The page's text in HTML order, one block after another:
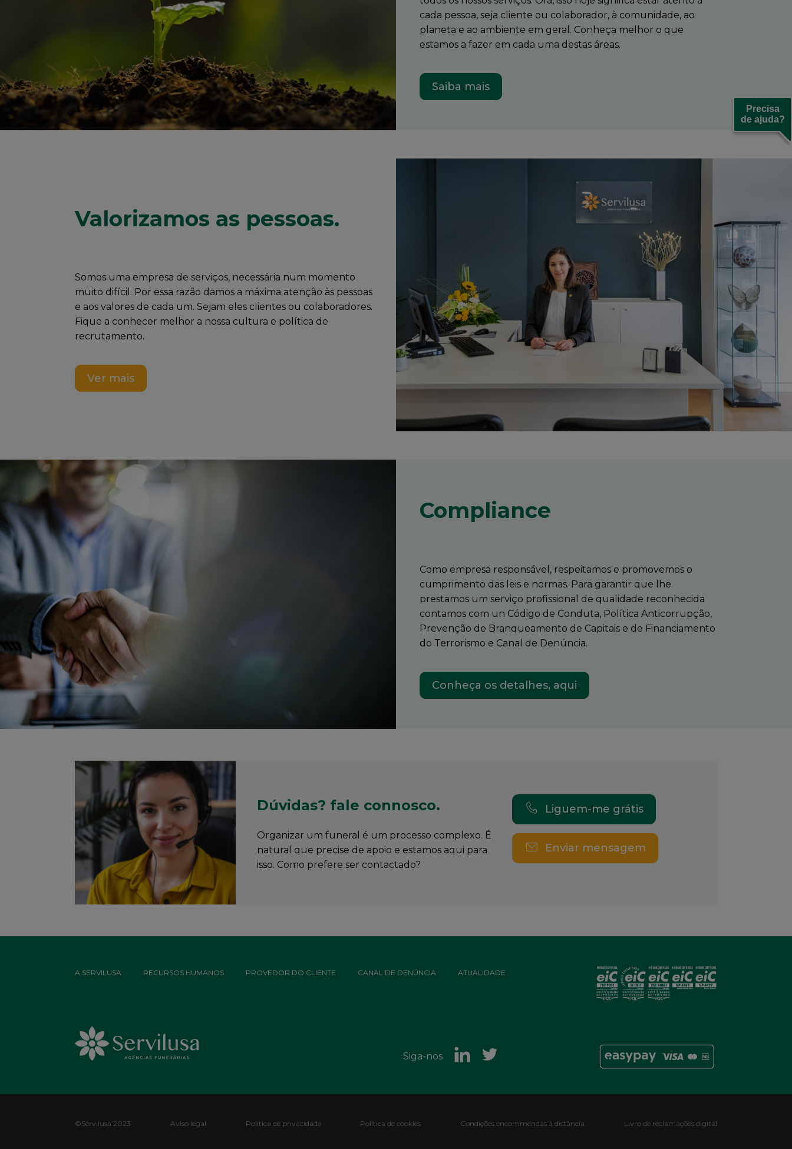
cada pessoa, seja cliente ou colaborador, à comunidade, ao
planeta e ao ambiente em geral. Conheça melhor o que
estamos a fazer em cada uma destas áreas.
Saiba mais
Valorizamos as pessoas.
Somos uma empresa de serviços, necessária num momento
muito difícil. Por essa razão damos a máxima atenção às pessoas
e aos valores de cada um. Sejam eles clientes ou colaboradores.
Fique a conhecer melhor a nossa cultura e política de
recrutamento.
Ver mais
Compliance
Como empresa responsável, respeitamos e promovemos o
cumprimento das leis e normas. Para garantir que lhe
prestamos um serviço profissional de qualidade reconhecida
contamos com un Código de Conduta, Política Anticorrupção,
Prevenção de Branqueamento de Capitais e de Financiamento
do Terrorismo e Canal de Denúncia.
Conheça os detalhes, aqui
Precisa
de ajuda?
Dúvidas? fale connosco.
Organizar um funeral é um processo complexo. É
natural que precise de apoio e estamos aqui para
isso. Como prefere ser contactado?
Liguem-me grátis
Enviar mensagem
Top
A SERVILUSA RECURSOS HUMANOS PROVEDOR DO CLIENTE CANAL DE DENÚNCIA ATUALIDADE
Siga-nos
Bottom
©Servilusa 2023 Aviso legal Política de privacidade Política de cookies Condições encommendas à distância Livro de reclamações digital